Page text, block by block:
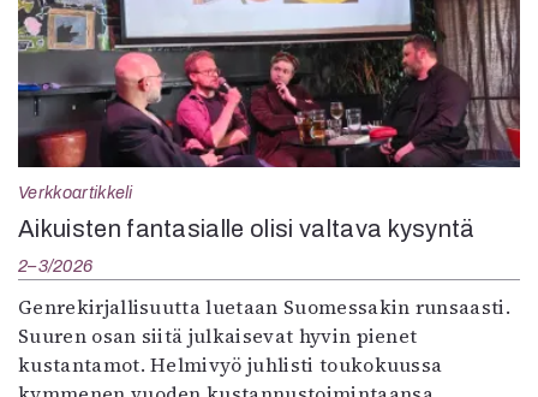
Verkkoartikkeli
Aikuisten fantasialle olisi valtava kysyntä
2–3/2026
Genrekirjallisuutta luetaan Suomessakin runsaasti.
Suuren osan siitä julkaisevat hyvin pienet
kustantamot. Helmivyö juhlisti toukokuussa